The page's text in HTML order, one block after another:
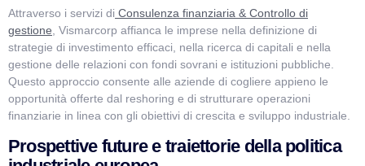
Attraverso i servizi di Consulenza finanziaria & Controllo di
gestione , Vismarcorp affianca le imprese nella definizione di
strategie di investimento efficaci, nella ricerca di capitali e nella
gestione delle relazioni con fondi sovrani e istituzioni pubbliche.
Questo approccio consente alle aziende di cogliere appieno le
opportunità offerte dal reshoring e di strutturare operazioni
finanziarie in linea con gli obiettivi di crescita e sviluppo industriale.
Prospettive future e traiettorie della politica